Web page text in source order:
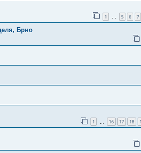
1 … 5 6 7
Брно
1 16 17 18